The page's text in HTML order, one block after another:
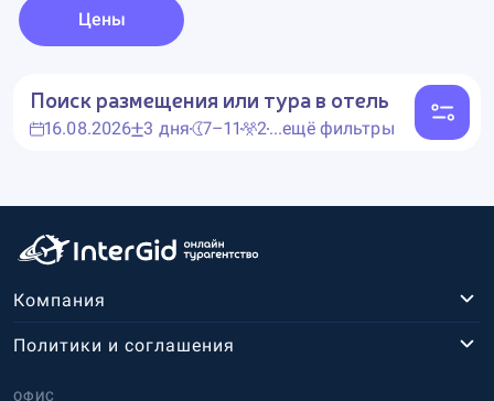
Цены
Поиск размещения или тура в отель
16.08.2026 3 дня 7–11 2...ещё фильтры
Компания
ОФИС
Политики и соглашения